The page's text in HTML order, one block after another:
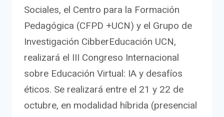
Sociales, el Centro para la Formación
Pedagógica (CFPD +UCN) y el Grupo de
Investigación CibberEducación UCN,
realizará el III Congreso Internacional
sobre Educación Virtual: IA y desafíos
éticos. Se realizará entre el 21 y 22 de
octubre, en modalidad híbrida (presencial